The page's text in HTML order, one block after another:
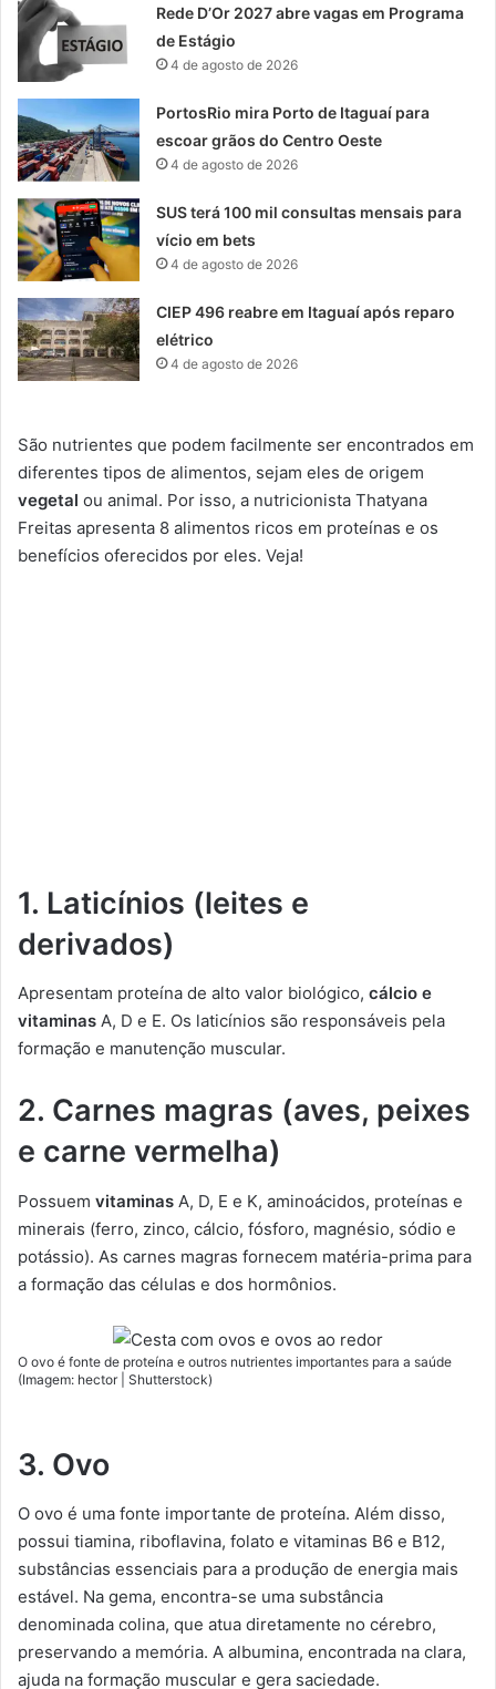
Rede D’Or 2027 abre vagas em Programa
de Estágio
4 de agosto de 2026
PortosRio mira Porto de Itaguaí para
escoar grãos do Centro Oeste
4 de agosto de 2026
SUS terá 100 mil consultas mensais para
vício em bets
4 de agosto de 2026
CIEP 496 reabre em Itaguaí após reparo
elétrico
4 de agosto de 2026
São nutrientes que podem facilmente ser encontrados em
diferentes tipos de alimentos, sejam eles de origem
vegetal ou animal. Por isso, a nutricionista Thatyana
Freitas apresenta 8 alimentos ricos em proteínas e os
benefícios oferecidos por eles. Veja!
1. Laticínios (leites e
derivados)
Apresentam proteína de alto valor biológico, cálcio e
vitaminas A, D e E. Os laticínios são responsáveis pela
formação e manutenção muscular.
2. Carnes magras (aves, peixes
e carne vermelha)
Possuem vitaminas A, D, E e K, aminoácidos, proteínas e
minerais (ferro, zinco, cálcio, fósforo, magnésio, sódio e
potássio). As carnes magras fornecem matéria-prima para
a formação das células e dos hormônios.
O ovo é fonte de proteína e outros nutrientes importantes para a saúde
(Imagem: hector | Shutterstock)
3. Ovo
O ovo é uma fonte importante de proteína. Além disso,
possui tiamina, riboflavina, folato e vitaminas B6 e B12,
substâncias essenciais para a produção de energia mais
estável. Na gema, encontra-se uma substância
denominada colina, que atua diretamente no cérebro,
preservando a memória. A albumina, encontrada na clara,
ajuda na formação muscular e gera saciedade.